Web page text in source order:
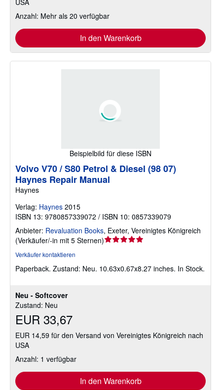
USA
Anzahl: Mehr als 20 verfügbar
In den Warenkorb
Beispielbild für diese ISBN
Neu - Softcover
Zustand: Neu
EUR 33,67
EUR 14,59 für den Versand von Vereinigtes Königreich nach
USA
Anzahl: 1 verfügbar
In den Warenkorb
Volvo V70 / S80 Petrol & Diesel (98 07)
Haynes Repair Manual
Haynes
Verlag: Haynes 2015
ISBN 13: 9780857339072 / ISBN 10: 0857339079
Anbieter: Revaluation Books, Exeter, Vereinigtes Königreich
(Verkäufer/-in mit 5 Sternen)Verkäuferbewertung
5
Verkäufer kontaktieren
Paperback. Zustand: Neu. 10.63x0.67x8.27 inches. In Stock.